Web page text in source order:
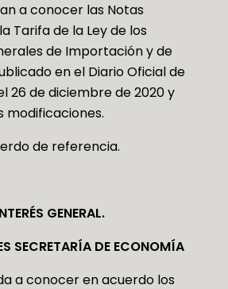
a conocer las Notas
Tarifa de la Ley de los
de Importación y de
en el Diario Oficial de
26 de diciembre de 2020 y
modificaciones.
de referencia.
GENERAL.
SECRETARÍA DE ECONOMÍA
a conocer en acuerdo los